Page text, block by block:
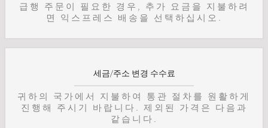
급행 주문이 필요한 경우, 추가 요금을 지불하려
면 익스프레스 배송을 선택하십시오.
세금/주소 변경 수수료
귀하의 국가에서 지불하여 통관 절차를 원활하게
진행해 주시기 바랍니다. 제외된 가격은 다음과
같습니다.